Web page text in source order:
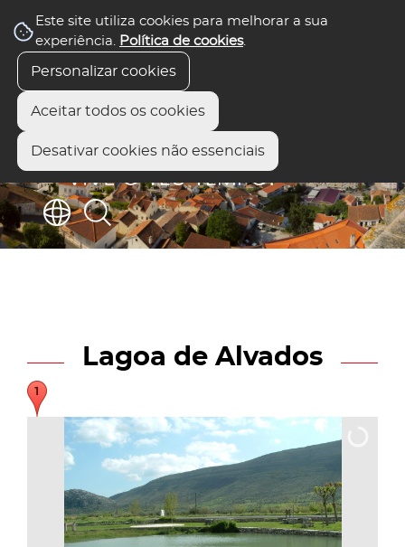
Este site utiliza cookies para melhorar a sua
experiência. Política de cookies.
Personalizar cookies
Aceitar todos os cookies
Desativar cookies não essenciais
Lagoa de Alvados